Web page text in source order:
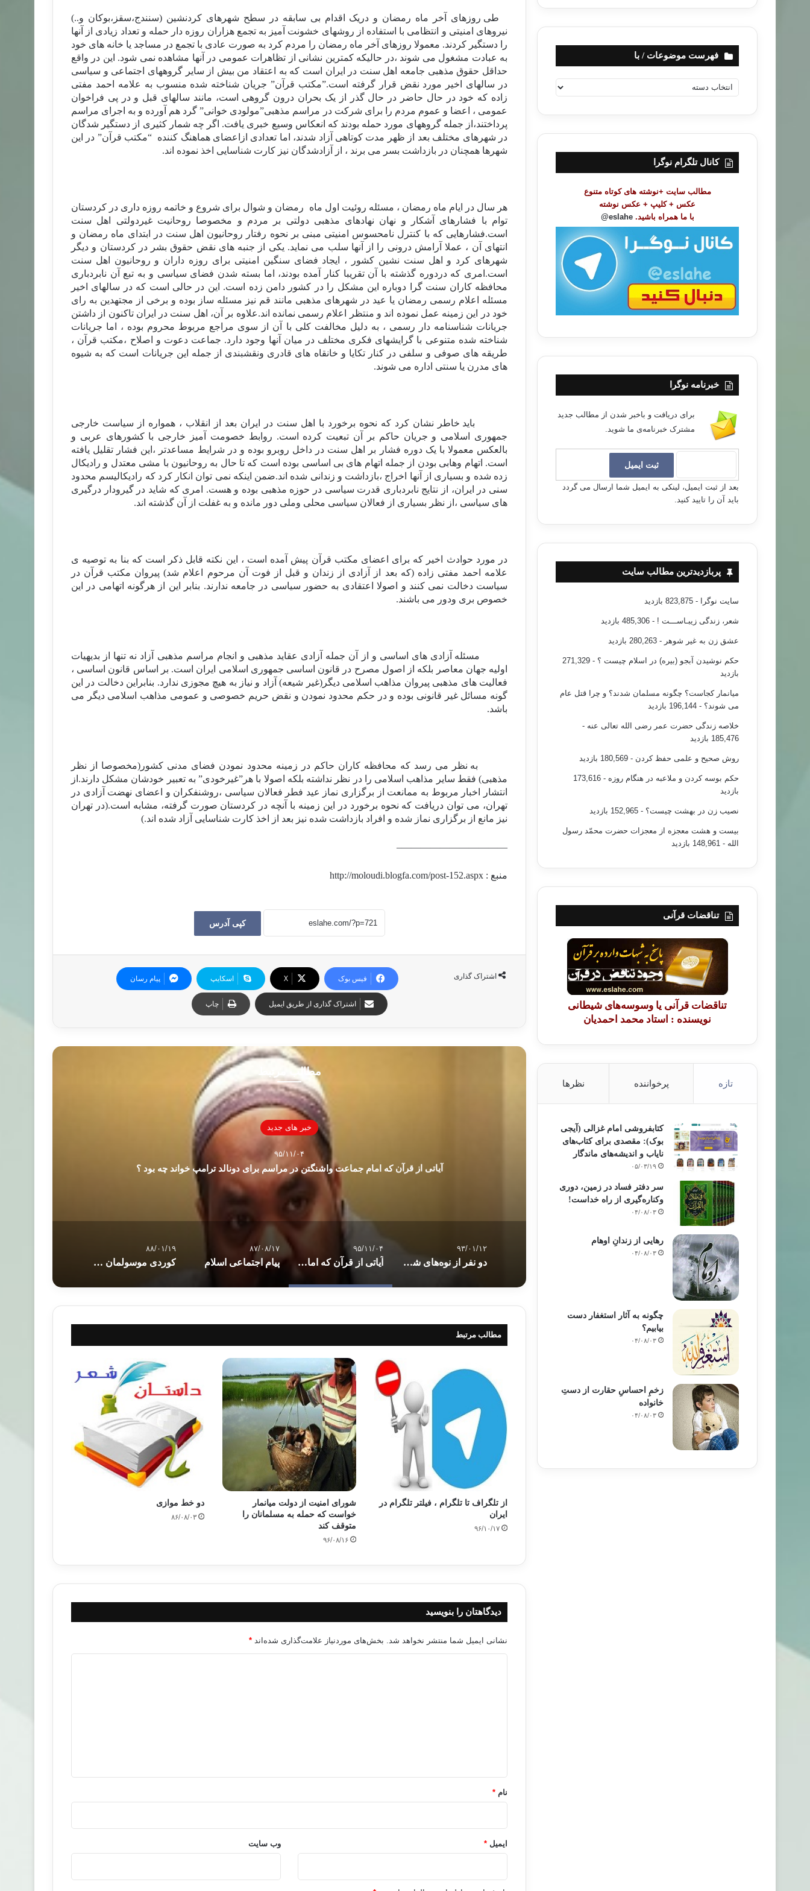
طی روزهای آخر ماه رمضان و دریک اقدام بی سابقه در سطح شهرهای کردنشین (سنندج،سقز،بوکان و..)
نیروهای امنیتی و انتظامی با استفاده از روشهای خشونت آمیز به تجمع هزاران روزه دار حمله و تعداد زیادی از آنها
را دستگیر کردند. معمولا روزهای آخر ماه رمضان را مردم کرد به صورت عادی با تجمع در مساجد یا خانه های خود
به عبادت مشغول می شوند ،در حالیکه کمترین نشانی از تظاهرات عمومی در آنها مشاهده نمی شود. این در واقع
حداقل حقوق مذهبی جامعه اهل سنت در ایران است که به اعتقاد من بیش از سایر گروههای اجتماعی و سیاسی
در سالهای اخیر مورد نقض قرار گرفته است.”مکتب قرآن” جریان شناخته شده منسوب به علامه احمد مفتی
زاده که خود در حال حاضر در حال گذر از یک بحران درون گروهی است، مانند سالهای قبل و در پی فراخوان
عمومی ، اعضا و عموم مردم را ‏برای شرکت در مراسم مذهبی”مولودی خوانی” گرد هم آورده و به اجرای مراسم
پرداختند،از جمله گروههای مورد حمله بودند که انعکاس وسیع خبری یافت. اگر چه شمار کثیری از دستگیر شدگان
در شهرهای مختلف بعد از ظهر مدت کوتاهی آزاد شدند، اما ‏تعدادی ازاعضای هماهنگ کننده “مکتب قرآن” در این
شهرها همچنان در بازداشت بسر ‏می برند ، از آزادشدگان نیز کارت شناسایی اخذ نموده اند‏.
هر سال در ایام ماه رمضان ، مسئله روئیت اول ماه
رمضان و شوال برای شروع و خاتمه روزه داری در کردستان
توام با فشارهای آشکار و نهان نهادهای مذهبی دولتی بر مردم و مخصوصا روحانیت غیردولتی اهل سنت
است.فشارهایی که با کنترل نامحسوس امنیتی مبنی بر نحوه رفتار روحانیون اهل سنت در ابتدای ماه رمضان و
انتهای آن ، عملا آرامش درونی را از آنها سلب می نماید. یکی از جنبه های نقض حقوق بشر در کردستان و دیگر
شهرهای کرد و اهل سنت نشین کشور ، ایجاد فضای سنگین امنیتی برای روزه داران و روحانیون اهل سنت
است.امری که دردوره گذشته با آن تقریبا کنار آمده بودند، اما بسته شدن فضای سیاسی و به تبع آن نابردباری
محافظه کاران سنت گرا دوباره این مشکل را در کشور دامن زده است. این در حالی است که در سالهای اخیر
مسئله اعلام رسمی رمضان یا عید در شهرهای مذهبی مانند قم نیز مسئله ساز بوده و برخی از مجتهدین به رای
خود در این زمینه عمل نموده اند و منتظر اعلام رسمی نمانده اند.علاوه بر آن، اهل سنت در ایران تاکنون از داشتن
جریانات شناسنامه دار رسمی ، به دلیل مخالفت کلی با آن از سوی مراجع مربوط محروم بوده ، اما جریانات
شناخته شده متنوعی با گرایشهای فکری مختلف در میان آنها وجود دارد. جماعت دعوت و اصلاح ،مکتب قرآن ،
طریقه های صوفی و سلفی در کنار تکایا و خانقاه های قادری ونقشبندی از جمله این جریانات است که به شیوه
های مدرن یا سنتی اداره می شوند.
باید خاطر نشان کرد که نحوه برخورد با اهل سنت در ایران بعد از انقلاب ، همواره از سیاست خارجی
جمهوری اسلامی و جریان حاکم بر آن تبعیت کرده است. روابط خصومت آمیز خارجی با کشورهای عربی و
بالعکس معمولا با یک دوره فشار بر اهل سنت در داخل روبرو بوده و در شرایط مساعدتر ،این فشار تقلیل یافته
است. اتهام وهابی بودن از جمله اتهام های بی اساسی بوده است که تا حال به روحانیون با مشی معتدل و رادیکال
زده شده و بسیاری از آنها اخراج ،بازداشت و زندانی شده اند.ضمن اینکه نمی توان انکار کرد که رادیکالیسم محدود
سنی در ایران، از نتایج نابردباری قدرت سیاسی در حوزه مذهبی بوده و هست. امری که شاید در گیرودار درگیری
های سیاسی ،از نظر بسیاری از فعالان سیاسی محلی وملی دور مانده و به غفلت از آن گذشته اند.
در مورد حوادث اخیر که برای اعضای مکتب قرآن پیش آمده است ، این نکته قابل ذکر است که بنا به توصيه ی
علامه احمد مفتی زاده (که بعد از آزادی از زندان و قبل از فوت آن مرحوم اعلام شد) پيروان مکتب قرآن در
سياست دخالت نمی کنند و اصولا اعتقادی به حضور سیاسی در جامعه ندارند. بنابر این از هرگونه اتهامی در این
خصوص بری ودور می باشند.
مسئله آزادی های اساسی و از آن جمله آزادی عقاید مذهبی و انجام مراسم مذهبی آزاد نه تنها از بدیهیات
اولیه جهان معاصر بلکه از اصول مصرح در قانون اساسی جمهوری اسلامی ایران است. بر اساس قانون اساسی ،
فعالیت های مذهبی پیروان مذاهب اسلامی دیگر(غیر شیعه) آزاد و نیاز به هیچ مجوزی ندارد. بنابراین دخالت در این
گونه مسائل غیر قانونی بوده و در حکم محدود نمودن و نقض حریم خصوصی و عمومی مذاهب اسلامی دیگر می
باشد.
به نظر می رسد که محافظه کاران حاکم در زمینه محدود نمودن فضای مدنی کشور(مخصوصا از نظر
مذهبی) فقط سایر مذاهب اسلامی را در نظر نداشته بلکه اصولا با هر”غیرخودی” به تعبیر خودشان مشکل دارند.از
انتشار اخبار مربوط به ممانعت از برگزاری نماز عید فطر فعالان سیاسی ،روشنفکران و اعضای نهضت آزادی در
تهران، می توان دریافت که نحوه برخورد در این زمینه با آنچه در کردستان صورت گرفته، مشابه است.(در تهران
نیز مانع از برگزاری نماز شده و افراد بازداشت شده نیز بعد از اخذ کارت شناسایی آزاد شده اند.)
———————————–
منبع : http://moloudi.blogfa.com/post-152.aspx
کپی آدرس
اشتراک گذاری فیس بوک X اسکایپ پیام رسان
اشتراک گذاری از طریق ایمیل چاپ
مطالب مرتبط
شیخ سعید پیران در ترکیه شهردار شدند
خبر های جدید
۹۵/۱۱/۰۴
آیاتی از قرآن که امام جماعت واشنگتن در مراسم برای دونالد ترامپ خواند چه بود ؟
۹۳/۰۱/۱۲
دو نفر از نوه‌های شیخ سعید پیران در ترکیه شهردار شدند
۹۵/۱۱/۰۴
آیاتی از قرآن که امام جماعت واشنگتن در مراسم برای دونالد ترامپ خواند چه بود ؟
۸۷/۰۸/۱۷
پیام اجتماعی اسلام
۸۸/۰۱/۱۹
کوردی موسولمان و هه‌وڵی بۆ نه‌ته‌وه‌ی کورد
مطالب مرتبط
از تلگراف تا تلگرام ، فیلتر تلگرام در
ایران
۹۶/۱۰/۱۷
شورای امنیت از دولت میانمار
خواست که حمله به مسلمانان را
متوقف کند
۹۶/۰۸/۱۶
دو خط موازی
۸۶/۰۸/۰۳
دیدگاهتان را بنویسید
نشانی ایمیل شما منتشر نخواهد شد. بخش‌های موردنیاز علامت‌گذاری شده‌اند *
نام *
ایمیل * وب‌ سایت
فهرست موضوعات / با
ه
ت
ض
کانال تلگرام نوگرا
مطالب سایت +نوشته های کوتاه متنوع
عکس + کلیپ + عکس نوشته
با ما همراه باشید. eslahe@
خبرنامه نوگرا
برای دریافت و باخبر شدن از مطالب جدید
مشترک خبرنامه‌ی ما شوید.
بعد از ثبت ایمیل، لینکی به ایمیل شما ارسال می گردد
باید آن را تایید کنید.
پربازدیدترین مطالب سایت
سایت نوگرا - 823,875 بازدید
شعر، زندگی زیبـاســـت ! - 485,306 بازدید
عشق زن به غیر شوهر - 280,263 بازدید
حکم نوشیدن آبجو (بیره) در اسلام چیست ؟
- 271,329
بازدید
میانمار کجاست؟ چگونه مسلمان شدند؟ و چرا قتل عام
می شوند؟ - 196,144 بازدید
خلاصه زندگی حضرت عمر رضی الله تعالی عنه -
185,476 بازدید
روش صحیح و علمی حفظ کردن - 180,569 بازدید
حکم بوسه کردن و ملاعبه در هنگام روزه
- 173,616
بازدید
نصیب زن در بهشت چیست؟ - 152,965 بازدید
بیست و هشت معجزه از معجزات حضرت محمّد رسول
الله - 148,961 بازدید
تناقضات قرآنی
تناقضات قرآنی یا وسوسه‌های شیطانی
نویسنده : استاد محمد احمدیان
تازه پرخواننده نظرها
کتابفروشی امام غزالی (آیجی
بوک): مقصدی برای کتاب‌های
نایاب و اندیشه‌های ماندگار
۰۵/۰۳/۱۹
سر دفتر فساد در زمین‌، دوری
وکناره‌گیری از راه خداست‌!
۰۴/۰۸/۰۳
رهایی از زندانِ اوهام
۰۴/۰۸/۰۳
چگونه به آثار استغفار دست
بیابیم؟
۰۴/۰۸/۰۳
زخمِ احساسِ حقارت از دستِ
خانواده
۰۴/۰۸/۰۳